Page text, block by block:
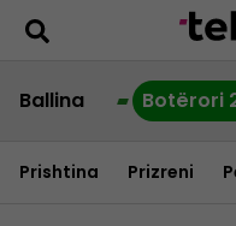
Ballina Botërori
Prishtina Prizreni